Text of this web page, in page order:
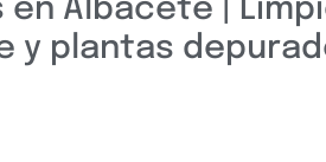
en Albacete |
y plantas